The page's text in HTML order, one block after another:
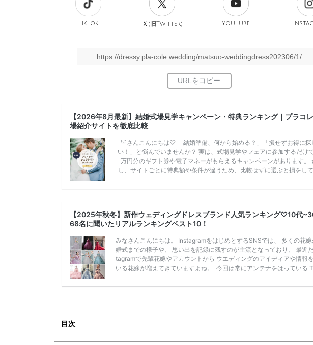
TikTok Ｘ(旧Twitter) YouTube
https://dressy.pla-cole.wedding/matsuo-weddingdress202306/1/
【2026年8月最新】結婚式場見学キャンペーン・特典ランキング｜プラコ
場紹介サイトを徹底比較
皆さんこんにちは♡ 「結婚準備、何から始める？」「損せずお得に探
い！」と悩んでいませんか？ 実は、式場見学やフェアに参加するだけ
万円分のギフト券や電子マネーがもらえるキャンペーンがあります。
し、サイトごとに特典額や条件が違うため、比較せずに選ぶと損をし
ンペーン特典ランキングを公開！ 比較サイト：プラコレ、ゼクシィ、
補を絞れる「ウェディング診断」か、体験型 […]続きを読む
【2025年秋冬】新作ウェディングドレスブランド人気ランキング♡10代
68名に聞いたリアルランキングベスト10！
みなさんこんにちは。 InstagramをはじめとするSNSでは、 多くの花
婚式までの様子や、 思い出を記録に残すのが主流となっており、 最近
tagramで先輩花嫁やアカウントから ウエディングのアイディアや情報
いる花嫁が増えてきていますよね。 ​ 今回は常にアンテナをはっている
票に参加しました。 こちらの記事では集計結果をリアルなランキング
目次